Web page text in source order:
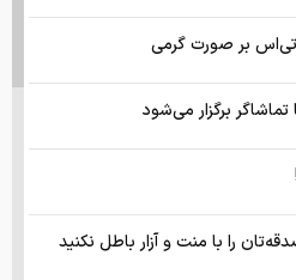
بر صورت گرمی
تماشاگر برگزار می‌شود
را با منت و آزار باطل نکنید